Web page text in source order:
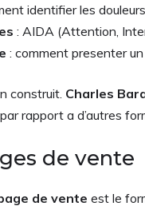
identifier les
: AIDA (Attention,
: comment presenter
construit. Charles
rapport a d’autres
de vente
de vente est le